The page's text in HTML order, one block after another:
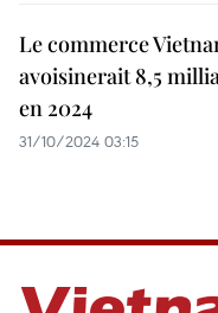
Le commerce
avoisinerait 8,5
en 2024
31/10/2024 03:15